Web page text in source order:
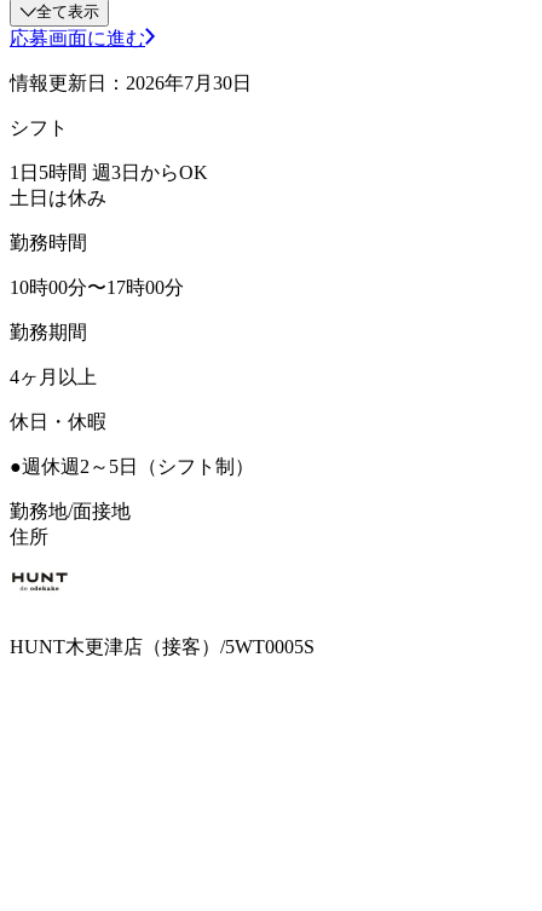
全て表示
応募画面に進む
情報更新日：2026年7月30日
シフト
1日5時間 週3日からOK
土日は休み
勤務時間
10時00分〜17時00分
勤務期間
4ヶ月以上
休日・休暇
●週休週2～5日（シフト制）
勤務地/面接地
住所
HUNT木更津店（接客）/5WT0005S